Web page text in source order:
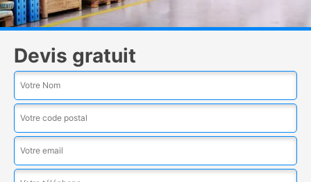
Devis gratuit